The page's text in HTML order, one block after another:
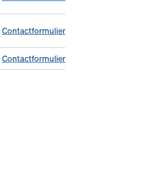
Contactformulier
Contactformulier